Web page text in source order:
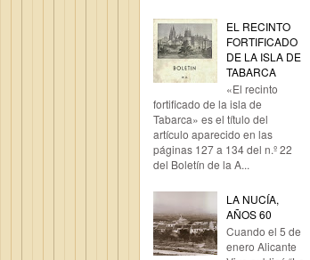
EL RECINTO
FORTIFICADO
DE LA ISLA DE
TABARCA
«El recinto
fortificado de la isla de
Tabarca» es el título del
artículo aparecido en las
páginas 127 a 134 del n.º 22
del Boletín de la A...
LA NUCÍA,
AÑOS 60
Cuando el 5 de
enero Alicante